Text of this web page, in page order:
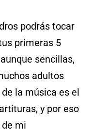
podrás tocar
primeras 5
sencillas,
adultos
la música es el
y por eso
mi